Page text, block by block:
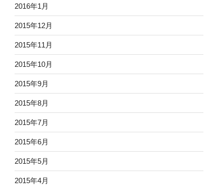
2016年1月
2015年12月
2015年11月
2015年10月
2015年9月
2015年8月
2015年7月
2015年6月
2015年5月
2015年4月